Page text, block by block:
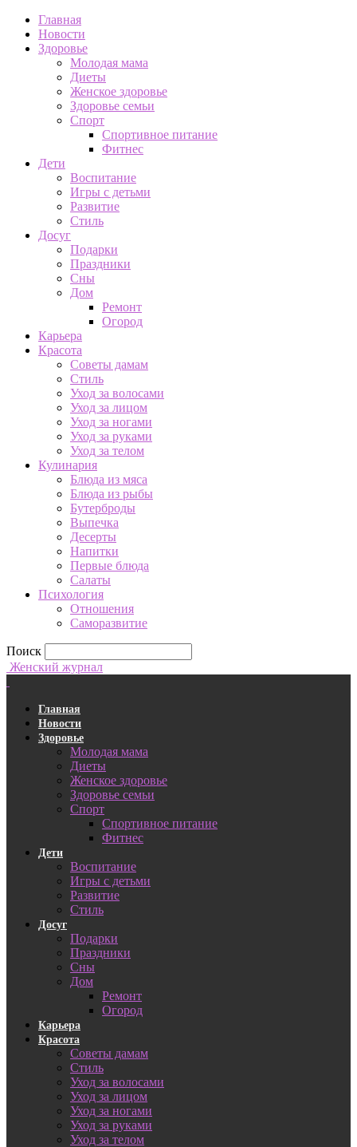
Главная
Новости
Здоровье
Молодая мама
Диеты
Женское здоровье
Здоровье семьи
Спорт
Спортивное питание
Фитнес
Дети
Воспитание
Игры с детьми
Развитие
Стиль
Досуг
Подарки
Праздники
Сны
Дом
Ремонт
Огород
Карьера
Красота
Советы дамам
Стиль
Уход за волосами
Уход за лицом
Уход за ногами
Уход за руками
Уход за телом
Кулинария
Блюда из мяса
Блюда из рыбы
Бутерброды
Выпечка
Десерты
Напитки
Первые блюда
Салаты
Психология
Отношения
Саморазвитие
Поиск
Женский журнал
Главная
Новости
Здоровье
Молодая мама
Диеты
Женское здоровье
Здоровье семьи
Спорт
Спортивное питание
Фитнес
Дети
Воспитание
Игры с детьми
Развитие
Стиль
Досуг
Подарки
Праздники
Сны
Дом
Ремонт
Огород
Карьера
Красота
Советы дамам
Стиль
Уход за волосами
Уход за лицом
Уход за ногами
Уход за руками
Уход за телом